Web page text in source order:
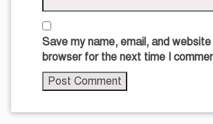
Save my name, email, and website
browser for the next time I